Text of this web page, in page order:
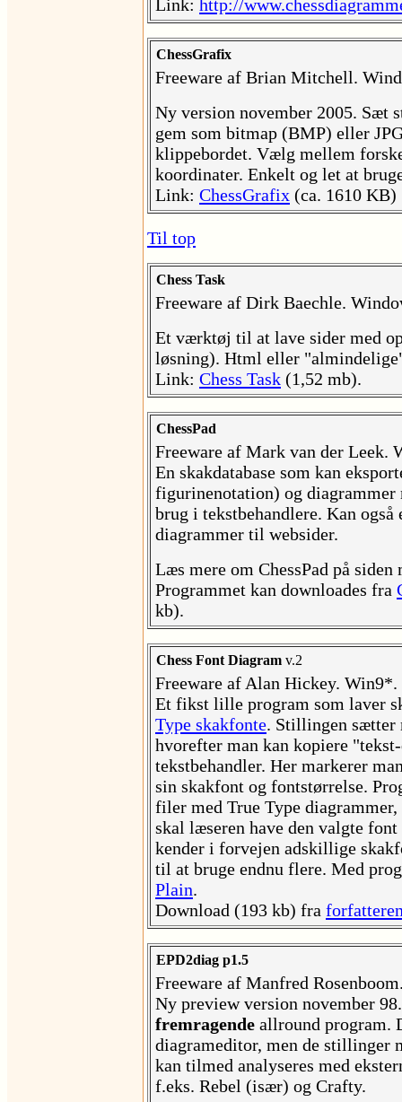
Link: http://
ChessGrafix
Freeware af Brian Mitchell.
Ny version november 2005. Sæt
gem som bitmap (BMP) eller
klippebordet. Vælg mellem
koordinater. Enkelt og let at
Link: ChessGrafix (ca. 1610 KB)
Til top
Chess Task
Freeware af Dirk Baechle.
Et værktøj til at lave sider med
løsning). Html eller
Link: Chess Task (1,52 mb).
ChessPad
Freeware af Mark van der Leek.
En skakdatabase som kan
figurinenotation) og diagrammer
brug i tekstbehandlere. Kan
diagrammer til websider.
Læs mere om ChessPad på siden
Programmet kan downloades fra
kb).
Chess Font Diagram v.2
Freeware af Alan Hickey. Win9*.
Et fikst lille program som laver
Type skakfonte. Stillingen sætter
hvorefter man kan kopiere
tekstbehandler. Her markerer
sin skakfont og fontstørrelse.
filer med True Type
skal læseren have den valgte
kender i forvejen adskillige
til at bruge endnu flere. Med
Plain.
Download (193 kb) fra
EPD2diag p1.5
Freeware af Manfred
Ny preview version november
fremragende allround program.
diagrameditor, men de stillinger
kan tilmed analyseres med
f.eks. Rebel (især) og Crafty.